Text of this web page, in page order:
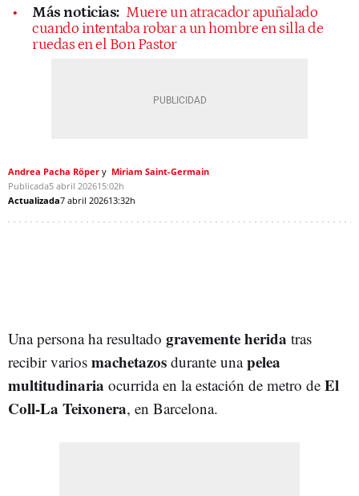
Más noticias: Muere un atracador apuñalado
cuando intentaba robar a un hombre en silla de
ruedas en el Bon Pastor
Andrea Pacha Röper
Miriam Saint-Germain
Publicada5 abril 202615:02h
Actualizada7 abril 202613:32h
Una persona ha resultado gravemente herida tras
recibir varios machetazos durante unapelea
multitudinaria ocurrida en la estación de metro de El
Coll-La Teixonera, en Barcelona.